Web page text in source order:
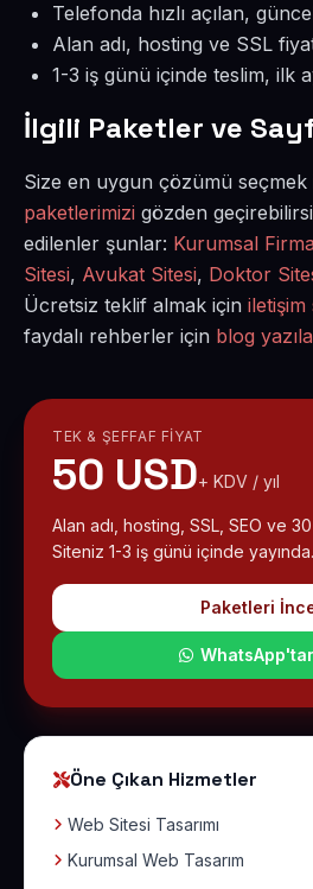
Telefonda hızlı açılan,
Alan adı, hosting ve SSL
1-3 iş günü içinde teslim, ilk
İlgili Paketler ve
Size en uygun çözümü seçmek
paketlerimizi gözden
edilenler şunlar: Kurumsal
Sitesi, Avukat Sitesi, Doktor
Ücretsiz teklif almak için iletişim
faydalı rehberler için blog
TEK & ŞEFFAF FIYAT
50 USD+ KDV / yıl
Alan adı, hosting, SSL, SEO ve
Siteniz 1-3 iş günü içinde yayında.
Paketleri
Öne Çıkan Hizmetler
Web Sitesi Tasarımı
Kurumsal Web Tasarım